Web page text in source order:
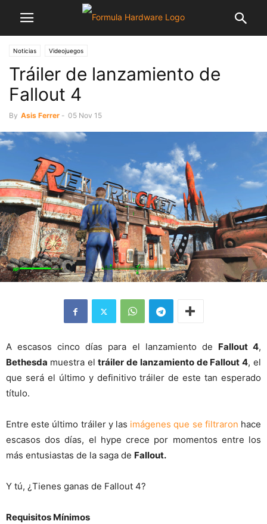
Noticias Videojuegos
Tráiler de lanzamiento de
Fallout 4
By Asis Ferrer - 05 Nov 15
A escasos cinco días para el lanzamiento de Fallout 4,
Bethesda muestra eltráiler de lanzamiento de Fallout 4, el
que será el último y definitivo tráiler de este tan esperado
título.
Entre este último tráiler y las imágenes que se filtraron hace
escasos dos días, el hype crece por momentos entre los
más entusiastas de la saga de Fallout.
Y tú, ¿Tienes ganas de Fallout 4?
Requisitos Mínimos